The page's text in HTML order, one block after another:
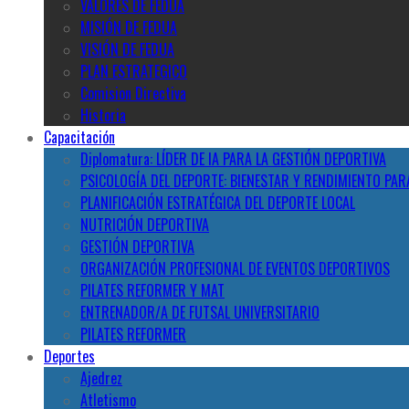
VALORES DE FEDUA
MISIÓN DE FEDUA
VISIÓN DE FEDUA
PLAN ESTRATEGICO
Comision Directiva
Historia
Capacitación
Diplomatura: LÍDER DE IA PARA LA GESTIÓN DEPORTIVA
PSICOLOGÍA DEL DEPORTE: BIENESTAR Y RENDIMIENTO
PLANIFICACIÓN ESTRATÉGICA DEL DEPORTE LOCAL
NUTRICIÓN DEPORTIVA
GESTIÓN DEPORTIVA
ORGANIZACIÓN PROFESIONAL DE EVENTOS DEPORTIVOS
PILATES REFORMER Y MAT
ENTRENADOR/A DE FUTSAL UNIVERSITARIO
PILATES REFORMER
Deportes
Ajedrez
Atletismo